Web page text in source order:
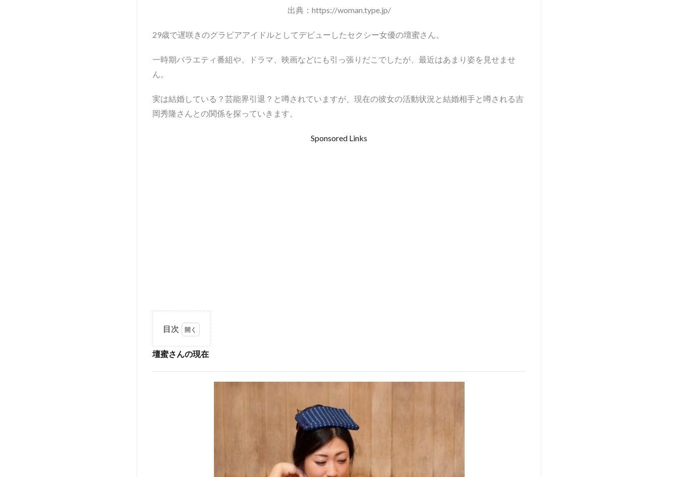
出典：https://woman.type.jp/
29歳で遅咲きのグラビアアイドルとしてデビューしたセクシー女優の壇蜜さん。
一時期バラエティ番組や、ドラマ、映画などにも引っ張りだこでしたが、最近はあまり姿を見せませ
ん。
実は結婚している？芸能界引退？と噂されていますが、現在の彼女の活動状況と結婚相手と噂される吉
岡秀隆さんとの関係を探っていきます。
Sponsored Links
目次
壇
壇蜜さんの現在